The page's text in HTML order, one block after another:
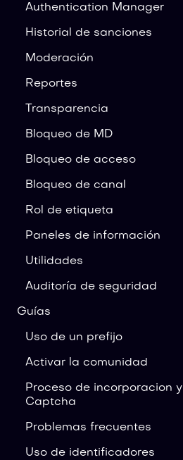
Authentication Manager
Historial de sanciones
Moderación
Reportes
Transparencia
Bloqueo de MD
Bloqueo de acceso
Bloqueo de canal
Rol de etiqueta
Paneles de información
Utilidades
Auditoría de seguridad
Guías
Uso de un prefijo
Activar la comunidad
Proceso de incorporacion y
Captcha
Problemas frecuentes
Uso de identificadores